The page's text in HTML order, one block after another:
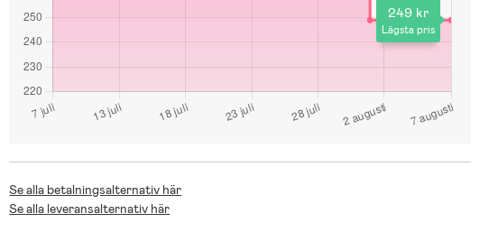
249 kr
Lägsta pris
Se alla betalningsalternativ här
Se alla leveransalternativ här